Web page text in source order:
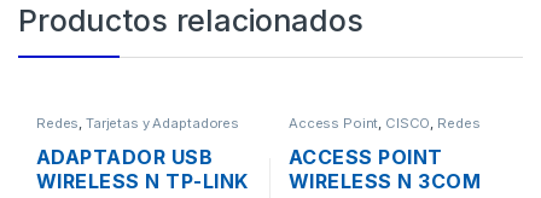
Productos relacionados
Redes,Tarjetas y Adaptadores
Wireless
ADAPTADOR USB
WIRELESS N TP-LINK
Access Point, CISCO, Redes
ACCESS POINT
WIRELESS N 3COM